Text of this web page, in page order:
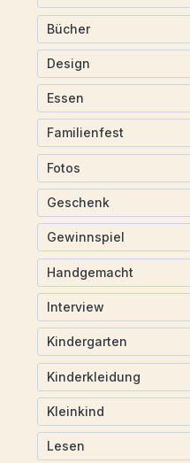
Bücher
Design
Essen
Familienfest
Fotos
Geschenk
Gewinnspiel
Handgemacht
Interview
Kindergarten
Kinderkleidung
Kleinkind
Lesen